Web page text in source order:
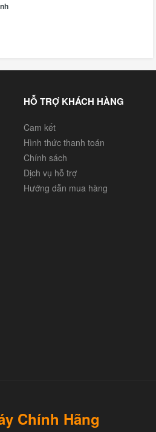
HỖ TRỢ KHÁCH HÀNG
Cam kết
Hình thức thanh toán
Chính sách
Dịch vụ hỗ trợ
Hướng dẫn mua hàng
Chính Hãng